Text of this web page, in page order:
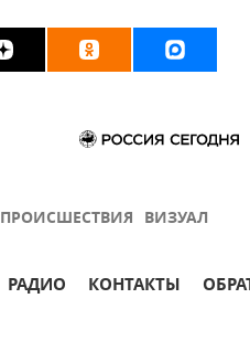
ПРОИСШЕСТВИЯ ВИЗУАЛ
РАДИО КОНТАКТЫ